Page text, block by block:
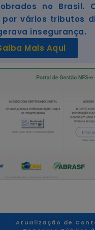
no Brasil.
vários tributos
insegurança.
Mais Aqui
Atualização de